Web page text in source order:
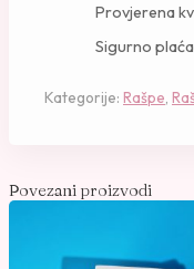
i
u
Provjerena
Sigurno
Kategorije: Rašpe,
Povezani proizvodi